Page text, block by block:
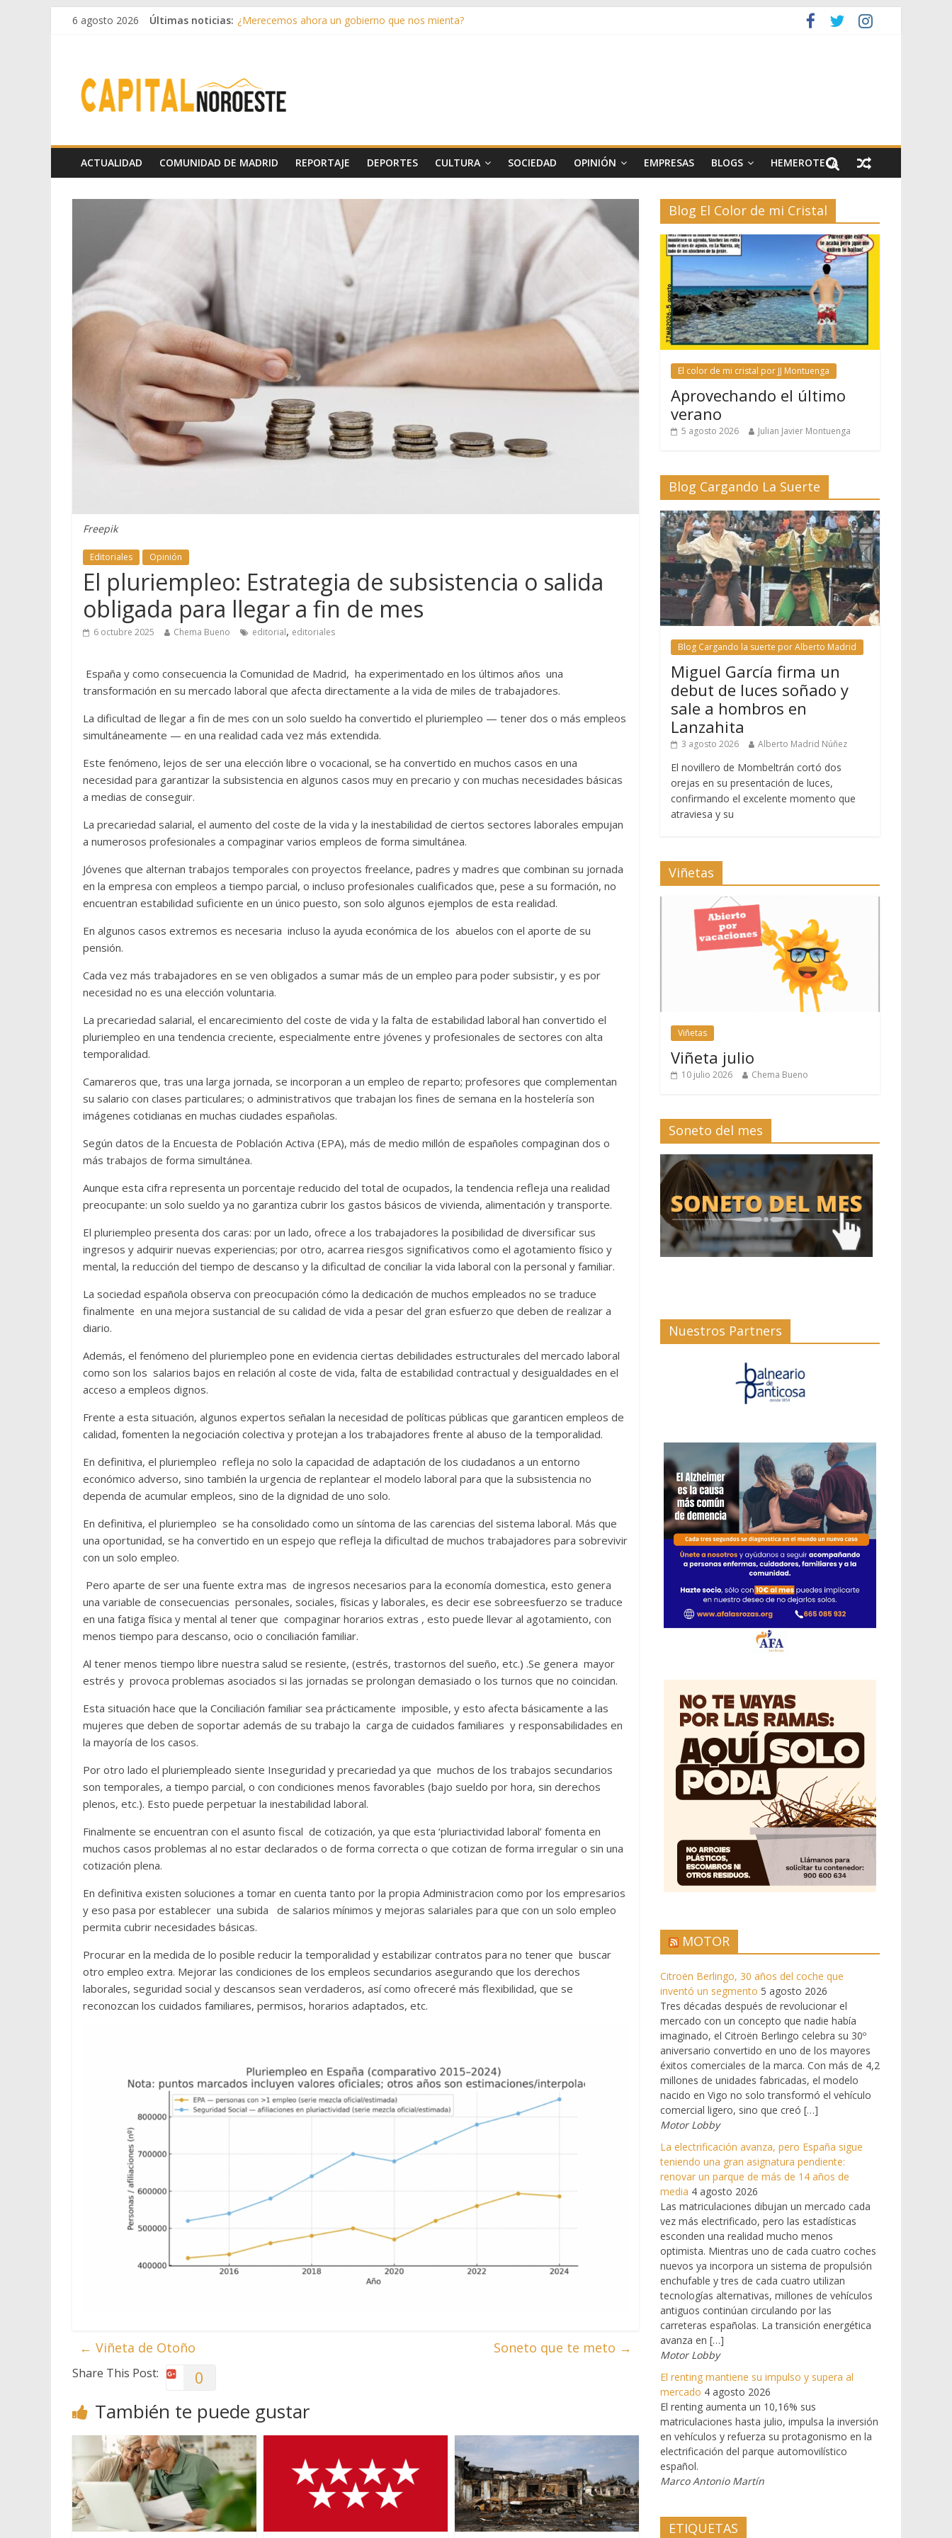
6 agosto 2026 Últimas noticias: ¿Merecemos ahora un gobierno que nos mienta?
Drama lírico
ACTUALIDAD COMUNIDAD DE MADRID REPORTAJE DEPORTES CULTURA SOCIEDAD OPINIÓN EMPRESAS BLOGS HEMEROTECA
Freepik
Editoriales Opinión
El pluriempleo: Estrategia de subsistencia o salida
obligada para llegar a fin de mes
6 octubre 2025 Chema Bueno editorial, editoriales
España y como consecuencia la Comunidad de Madrid, ha experimentado en los últimos años una
transformación en su mercado laboral que afecta directamente a la vida de miles de trabajadores.
La dificultad de llegar a fin de mes con un solo sueldo ha convertido el pluriempleo — tener dos o más empleos
simultáneamente — en una realidad cada vez más extendida.
Este fenómeno, lejos de ser una elección libre o vocacional, se ha convertido en muchos casos en una
necesidad para garantizar la subsistencia en algunos casos muy en precario y con muchas necesidades básicas
a medias de conseguir.
La precariedad salarial, el aumento del coste de la vida y la inestabilidad de ciertos sectores laborales empujan
a numerosos profesionales a compaginar varios empleos de forma simultánea.
Jóvenes que alternan trabajos temporales con proyectos freelance, padres y madres que combinan su jornada
en la empresa con empleos a tiempo parcial, o incluso profesionales cualificados que, pese a su formación, no
encuentran estabilidad suficiente en un único puesto, son solo algunos ejemplos de esta realidad.
En algunos casos extremos es necesaria incluso la ayuda económica de los abuelos con el aporte de su
pensión.
Cada vez más trabajadores en se ven obligados a sumar más de un empleo para poder subsistir, y es por
necesidad no es una elección voluntaria.
La precariedad salarial, el encarecimiento del coste de vida y la falta de estabilidad laboral han convertido el
pluriempleo en una tendencia creciente, especialmente entre jóvenes y profesionales de sectores con alta
temporalidad.
Camareros que, tras una larga jornada, se incorporan a un empleo de reparto; profesores que complementan
su salario con clases particulares; o administrativos que trabajan los fines de semana en la hostelería son
imágenes cotidianas en muchas ciudades españolas.
Según datos de la Encuesta de Población Activa (EPA), más de medio millón de españoles compaginan dos o
más trabajos de forma simultánea.
Aunque esta cifra representa un porcentaje reducido del total de ocupados, la tendencia refleja una realidad
preocupante: un solo sueldo ya no garantiza cubrir los gastos básicos de vivienda, alimentación y transporte.
El pluriempleo presenta dos caras: por un lado, ofrece a los trabajadores la posibilidad de diversificar sus
ingresos y adquirir nuevas experiencias; por otro, acarrea riesgos significativos como el agotamiento físico y
mental, la reducción del tiempo de descanso y la dificultad de conciliar la vida laboral con la personal y familiar.
La sociedad española observa con preocupación cómo la dedicación de muchos empleados no se traduce
finalmente en una mejora sustancial de su calidad de vida a pesar del gran esfuerzo que deben de realizar a
diario.
Además, el fenómeno del pluriempleo pone en evidencia ciertas debilidades estructurales del mercado laboral
como son los salarios bajos en relación al coste de vida, falta de estabilidad contractual y desigualdades en el
acceso a empleos dignos.
Frente a esta situación, algunos expertos señalan la necesidad de políticas públicas que garanticen empleos de
calidad, fomenten la negociación colectiva y protejan a los trabajadores frente al abuso de la temporalidad.
En definitiva, el pluriempleo refleja no solo la capacidad de adaptación de los ciudadanos a un entorno
económico adverso, sino también la urgencia de replantear el modelo laboral para que la subsistencia no
dependa de acumular empleos, sino de la dignidad de uno solo.
En definitiva, el pluriempleo se ha consolidado como un síntoma de las carencias del sistema laboral. Más que
una oportunidad, se ha convertido en un espejo que refleja la dificultad de muchos trabajadores para sobrevivir
con un solo empleo.
Pero aparte de ser una fuente extra mas de ingresos necesarios para la economía domestica, esto genera
una variable de consecuencias personales, sociales, físicas y laborales, es decir ese sobreesfuerzo se traduce
en una fatiga física y mental al tener que compaginar horarios extras , esto puede llevar al agotamiento, con
menos tiempo para descanso, ocio o conciliación familiar.
Al tener menos tiempo libre nuestra salud se resiente, (estrés, trastornos del sueño, etc.) .Se genera mayor
estrés y provoca problemas asociados si las jornadas se prolongan demasiado o los turnos que no coincidan.
Esta situación hace que la Conciliación familiar sea prácticamente imposible, y esto afecta básicamente a las
mujeres que deben de soportar además de su trabajo la carga de cuidados familiares y responsabilidades en
la mayoría de los casos.
Por otro lado el pluriempleado siente Inseguridad y precariedad ya que muchos de los trabajos secundarios
son temporales, a tiempo parcial, o con condiciones menos favorables (bajo sueldo por hora, sin derechos
plenos, etc.). Esto puede perpetuar la inestabilidad laboral.
Finalmente se encuentran con el asunto fiscal de cotización, ya que esta ‘pluriactividad laboral’ fomenta en
muchos casos problemas al no estar declarados o de forma correcta o que cotizan de forma irregular o sin una
cotización plena.
En definitiva existen soluciones a tomar en cuenta tanto por la propia Administracion como por los empresarios
y eso pasa por establecer una subida de salarios mínimos y mejoras salariales para que con un solo empleo
permita cubrir necesidades básicas.
Procurar en la medida de lo posible reducir la temporalidad y estabilizar contratos para no tener que buscar
otro empleo extra. Mejorar las condiciones de los empleos secundarios asegurando que los derechos
laborales, seguridad social y descansos sean verdaderos, así como ofreceré más flexibilidad, que se
reconozcan los cuidados familiares, permisos, horarios adaptados, etc.
← Viñeta de Otoño Soneto que te meto →
Share This Post: 0
También te puede gustar
Blog El Color de mi Cristal
El color de mi cristal por JJ Montuenga
Aprovechando el último
verano
5 agosto 2026 Julian Javier Montuenga
Blog Cargando La Suerte
Blog Cargando la suerte por Alberto Madrid
Miguel García firma un
debut de luces soñado y
sale a hombros en
Lanzahita
3 agosto 2026 Alberto Madrid Núñez
El novillero de Mombeltrán cortó dos
orejas en su presentación de luces,
confirmando el excelente momento que
atraviesa y su
Viñetas
Viñetas
Viñeta julio
10 julio 2026 Chema Bueno
Soneto del mes
Nuestros Partners
MOTOR
Citroën Berlingo, 30 años del coche que
inventó un segmento 5 agosto 2026
Tres décadas después de revolucionar el
mercado con un concepto que nadie había
imaginado, el Citroën Berlingo celebra su 30º
aniversario convertido en uno de los mayores
éxitos comerciales de la marca. Con más de 4,2
millones de unidades fabricadas, el modelo
nacido en Vigo no solo transformó el vehículo
comercial ligero, sino que creó […]
Motor Lobby
La electrificación avanza, pero España sigue
teniendo una gran asignatura pendiente:
renovar un parque de más de 14 años de
media 4 agosto 2026
Las matriculaciones dibujan un mercado cada
vez más electrificado, pero las estadísticas
esconden una realidad mucho menos
optimista. Mientras uno de cada cuatro coches
nuevos ya incorpora un sistema de propulsión
enchufable y tres de cada cuatro utilizan
tecnologías alternativas, millones de vehículos
antiguos continúan circulando por las
carreteras españolas. La transición energética
avanza en […]
Motor Lobby
El renting mantiene su impulso y supera al
mercado 4 agosto 2026
El renting aumenta un 10,16% sus
matriculaciones hasta julio, impulsa la inversión
en vehículos y refuerza su protagonismo en la
electrificación del parque automovilístico
español.
Marco Antonio Martín
ETIQUETAS